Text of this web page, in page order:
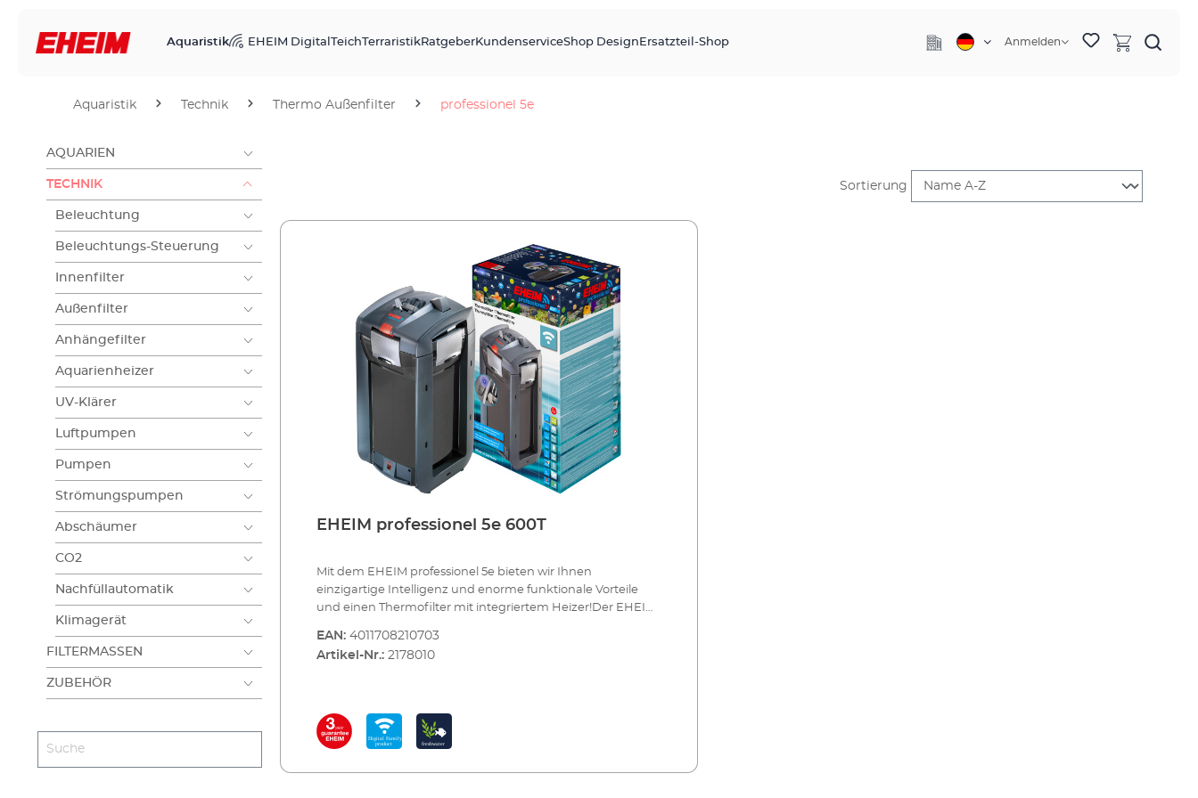
Aquaristik EHEIM Digital TeichTerraristikRatgeberKundenserviceShop Design Ersatzteil-Shop Anmelden
Aquaristik Technik Thermo Außenfilter professionel 5e
AQUARIEN
TECHNIK
Beleuchtung
Beleuchtungs-Steuerung
Innenfilter
Außenfilter
Anhängefilter
Aquarienheizer
UV-Klärer
Luftpumpen
Pumpen
Strömungspumpen
Abschäumer
CO2
Nachfüllautomatik
Klimagerät
FILTERMASSEN
ZUBEHÖR
Sortierung
EHEIM professionel 5e 600T
Mit dem EHEIM professionel 5e bieten wir Ihnen
einzigartige Intelligenz und enorme funktionale Vorteile
und einen Thermofilter mit integriertem Heizer!Der EHEIM
was sich ein Aquarianer nur wünschen kann. Sie können
ihn kabellos individuell programmieren und steuern. Die
und ein großes Filtervolumen. Durch die clevere
Konstruktion und die elektronische Durchfluss-Regulierung
sind die Reinigungsintervalle für das biologische
EAN: 4011708210703
Artikel-Nr.: 2178010